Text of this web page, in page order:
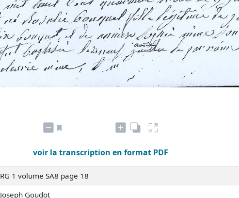
voir la transcription en format PDF
RG 1 volume SA8 page 18
Joseph Goudot